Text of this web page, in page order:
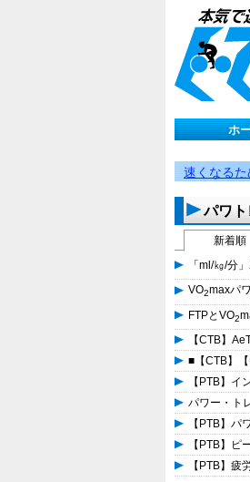
ホ
速くなるた
パワ
新着順
「ml/㎏/分
VO2maxパ
FTPとVO2
【CTB】
■【CTB】
【PTB】
パワー・ト
【PTB】
【PTB】
【PTB】